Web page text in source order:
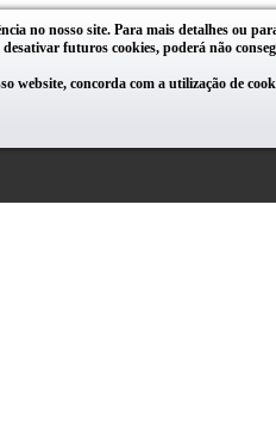
no nosso site. Para mais detalhes ou
futuros cookies, poderá não
website, concorda com a utilização de